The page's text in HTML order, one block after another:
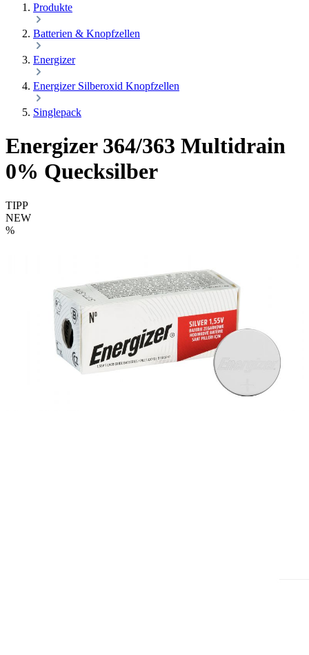
Produkte
Batterien & Knopfzellen
Energizer
Energizer Silberoxid Knopfzellen
Singlepack
Energizer 364/363 Multidrain
0% Quecksilber
TIPP
NEW
%